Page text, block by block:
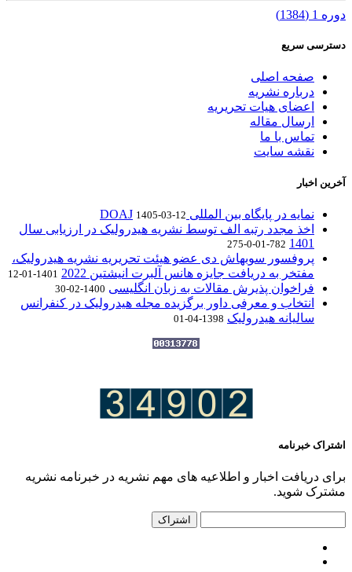
دوره 1 (1384)
دسترسی سریع
صفحه اصلی
درباره نشریه
اعضای هیات تحریریه
ارسال مقاله
تماس با ما
نقشه سایت
آخرین اخبار
نمایه در پایگاه بین المللی DOAJ 1405-03-12
اخذ مجدد رتبه الف توسط نشریه هیدرولیک در ارزیابی سال
1401
782-01-0-275
پروفسور سوبهاش دی عضو هیئت تحریریه نشریه هیدرولیک،
مفتخر به دریافت جایزه هانس آلبرت انیشتین 2022
1401-01-12
فراخوان پذیرش مقالات به زبان انگلیسی 1400-02-30
انتخاب و معرفی داور برگزیده مجله هیدرولیک در کنفرانس
سالیانه هیدرولیک 1398-04-01
اشتراک خبرنامه
برای دریافت اخبار و اطلاعیه های مهم نشریه در خبرنامه نشریه
مشترک شوید.
اشتراک